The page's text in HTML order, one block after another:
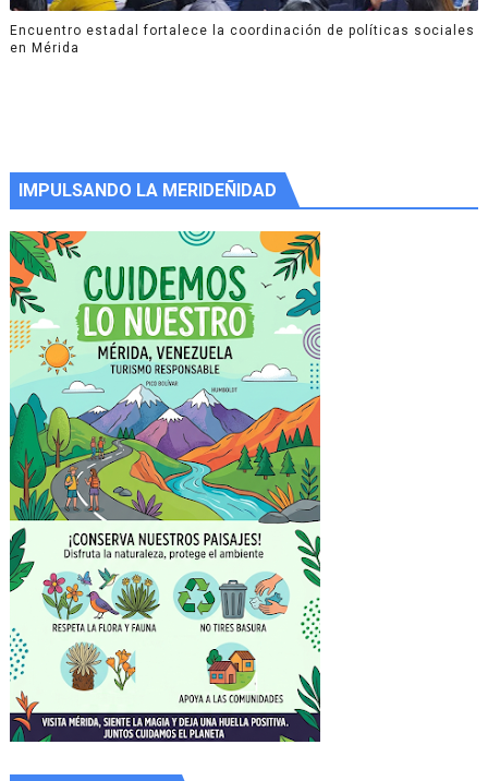
Encuentro estadal fortalece la coordinación de políticas sociales
en Mérida
IMPULSANDO LA MERIDEÑIDAD